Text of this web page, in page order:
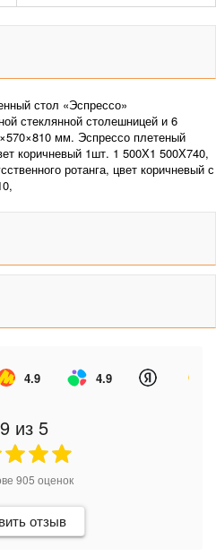
стол «Эспрессо»
стеклянной столешницей и 6
мм. Эспрессо плетеный
коричневый 1шт. 1 500Х1 500Х740,
ротанга, цвет коричневый с
4.9 4.9
из 5
905 оценок
отзыв